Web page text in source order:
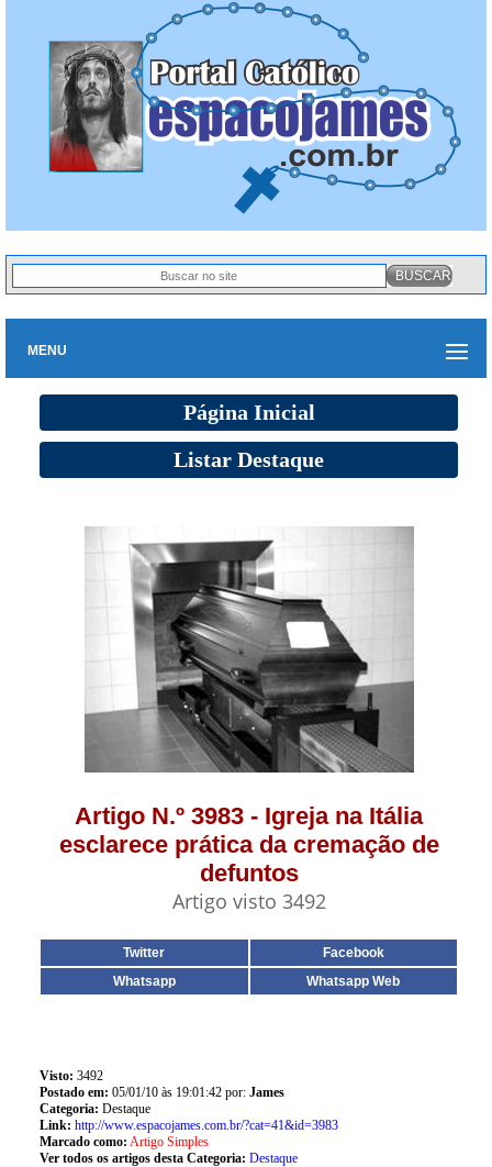
MENU
Página Inicial
Listar Destaque
Artigo N.º 3983 - Igreja na Itália
esclarece prática da cremação de
defuntos
Artigo visto 3492
Twitter
Facebook
Whatsapp
Whatsapp Web
Visto: 3492
Postado em: 05/01/10 às 19:01:42 por: James
Categoria: Destaque
Link: http://www.espacojames.com.br/?cat=41&id=3983
Marcado como: Artigo Simples
Ver todos os artigos desta Categoria: Destaque